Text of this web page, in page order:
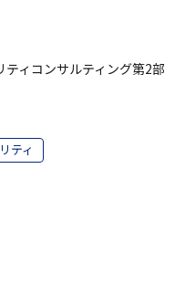
ティコンサルティング第2部
ティ